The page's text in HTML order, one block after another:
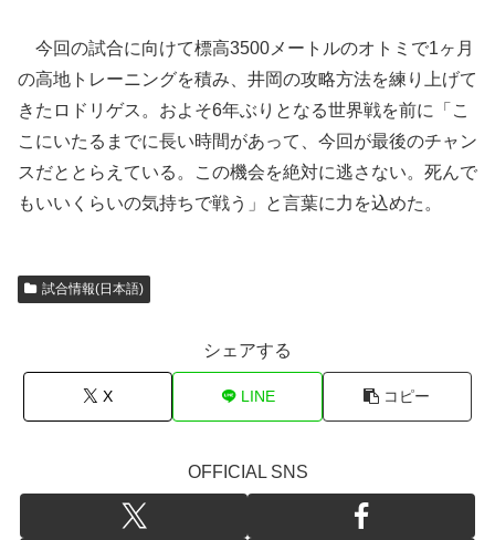
今回の試合に向けて標高3500メートルのオトミで1ヶ月
の高地トレーニングを積み、井岡の攻略方法を練り上げて
きたロドリゲス。およそ6年ぶりとなる世界戦を前に「こ
こにいたるまでに長い時間があって、今回が最後のチャン
スだととらえている。この機会を絶対に逃さない。死んで
もいいくらいの気持ちで戦う」と言葉に力を込めた。
試合情報(日本語)
シェアする
X LINE コピー
OFFICIAL SNS